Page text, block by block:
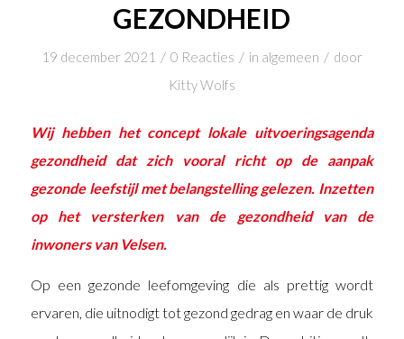
GEZONDHEID
19 december 2021 / 0 Reacties / in algemeen / door
Kitty Wolfs
Wij hebben het concept lokale uitvoeringsagenda
gezondheid dat zich vooral richt op de aanpak
gezonde leefstijl met belangstelling gelezen. Inzetten
op het versterken van de gezondheid van de
inwoners van Velsen.
Op een gezonde leefomgeving die als prettig wordt
ervaren, die uitnodigt tot gezond gedrag en waar de druk